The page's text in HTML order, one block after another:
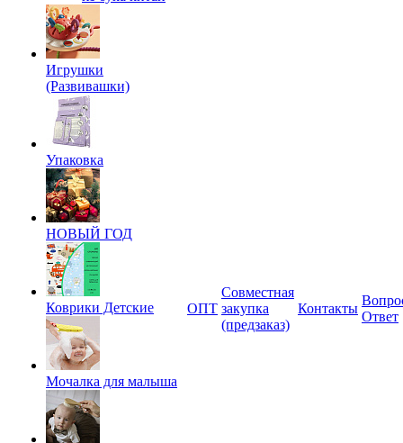
Игрушки
(Развивашки)
Упаковка
НОВЫЙ ГОД
Коврики Детские
Мочалка для малыша
ОПТ
Совместная
закупка
(предзаказ)
Контакты
Ответ